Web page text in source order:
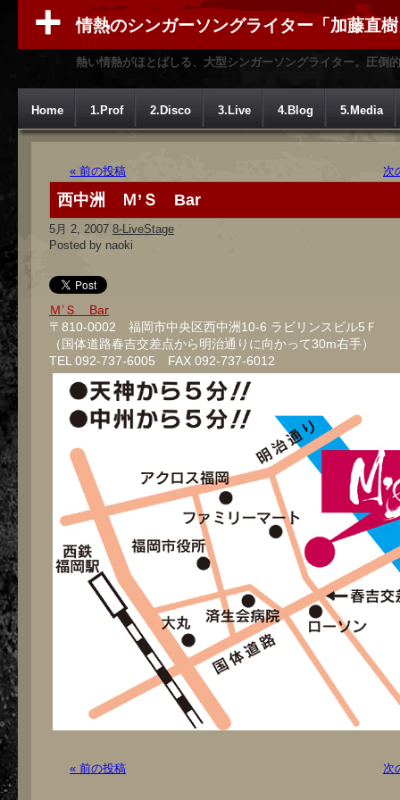
情熱のシンガーソングライター「加藤直
熱い情熱がほとばしる、大型シンガーソングライター。圧倒
Home 1.Prof 2.Disco 3.Live 4.Blog 5.Media
« 前の投稿 次
西中洲 Ｍ’Ｓ Bar
5月 2, 2007 8-LiveStage
Posted by naoki
Ｍ’Ｓ Bar
〒810-0002 福岡市中央区西中洲10-6 ラビリンスビル5Ｆ
（国体道路春吉交差点から明治通りに向かって30m右手）
TEL 092-737-6005 FAX 092-737-6012
« 前の投稿 次